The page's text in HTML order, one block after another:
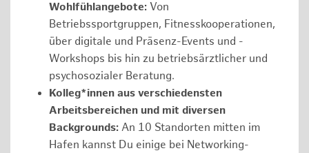
Wohlfühlangebote: Von
Betriebssportgruppen, Fitnesskooperationen,
über digitale und Präsenz-Events und -
Workshops bis hin zu betriebsärztlicher und
psychosozialer Beratung.
Kolleg*innen aus verschiedensten
Arbeitsbereichen und mit diversen
Backgrounds: An 10 Standorten mitten im
Hafen kannst Du einige bei Networking-